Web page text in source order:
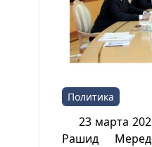
Политика
23 марта
Рашид